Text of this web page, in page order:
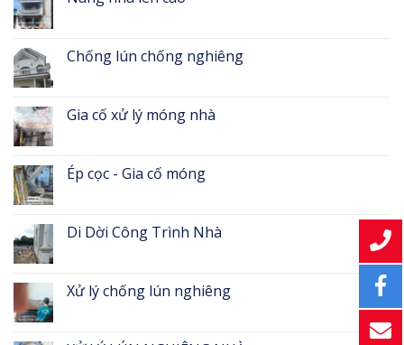
Chống lún chống nghiêng
Gia cố xử lý móng nhà
Ép cọc - Gia cố móng
Di Dời Công Trình Nhà
Xử lý chống lún nghiêng